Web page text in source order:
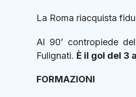
La Roma riacquista
Al 90’ contropiede
Fulignati. È il gol del 3
FORMAZIONI